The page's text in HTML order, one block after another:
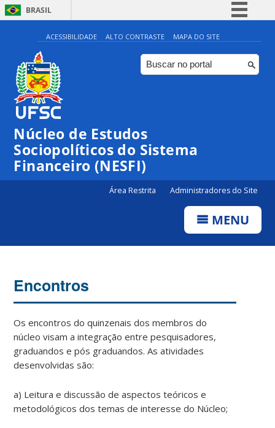
BRASIL
Simplifique!
Comunica BR
Participe
ACESSIBILIDADE ALTO CONTRASTE MAPA DO SITE
Núcleo de Estudos
Sociopolíticos do Sistema
Financeiro (NESFI)
Área Restrita Administradores do Site
MENU
Encontros
Os encontros do quinzenais dos membros do
núcleo visam a integração entre pesquisadores,
graduandos e pós graduandos. As atividades
desenvolvidas são:
a) Leitura e discussão de aspectos teóricos e
metodológicos dos temas de interesse do Núcleo;